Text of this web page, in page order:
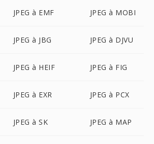
JPEG à EMF JPEG à MOBI
JPEG à JBG JPEG à DJVU
JPEG à HEIF JPEG à FIG
JPEG à EXR JPEG à PCX
JPEG à SK JPEG à MAP